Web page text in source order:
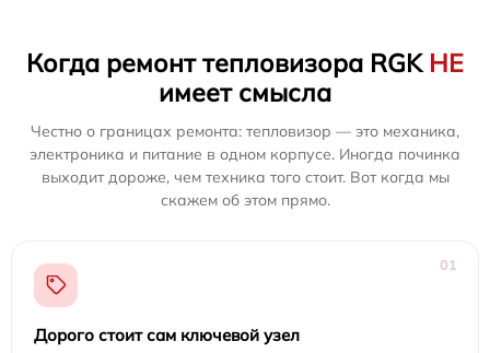
Когда ремонт тепловизора RGK НЕ
имеет смысла
Честно о границах ремонта: тепловизор — это механика,
электроника и питание в одном корпусе. Иногда починка
выходит дороже, чем техника того стоит. Вот когда мы
скажем об этом прямо.
01
Дорого стоит сам ключевой узел